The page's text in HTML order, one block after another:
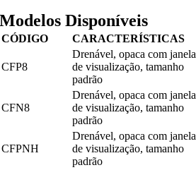
Modelos Disponíveis
CÓDIGO CARACTERÍSTICAS
CFP8
Drenável, opaca com janela
de visualização, tamanho
padrão
CFN8
Drenável, opaca com janela
de visualização, tamanho
padrão
CFPNH
Drenável, opaca com janela
de visualização, tamanho
padrão